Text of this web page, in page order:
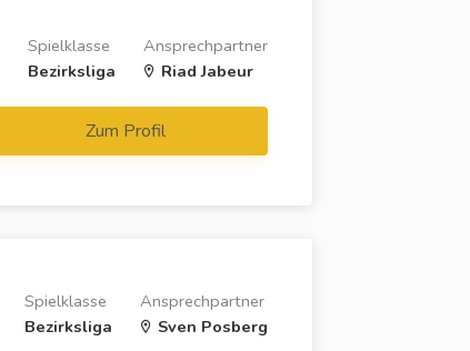
Ansprechpartner
Riad Jabeur
Spielklasse
Bezirksliga
Zum Profil
Ansprechpartner
Sven Posberg
Spielklasse
Bezirksliga